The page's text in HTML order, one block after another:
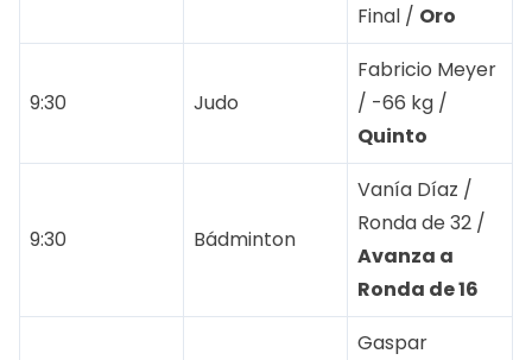
Final / Oro
9:30 Judo
Fabricio Meyer
/ -66 kg /
Quinto
9:30 Bádminton
Vanía Díaz /
Ronda de 32 /
Avanza a
Ronda de 16
Gaspar